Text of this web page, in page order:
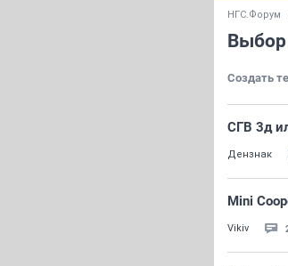
НГС.Форум
Выбор
Создать
СГВ 3д
Дензнак
Mini
Vikiv